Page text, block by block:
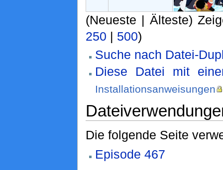
(Neueste | Älteste)
250 | 500)
Suche nach Datei-
Diese Datei mit
Installationsanweisungen
Die folgende Seite
Episode 467